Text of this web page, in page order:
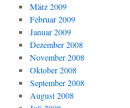
März 2009
Februar 2009
Januar 2009
Dezember 2008
November 2008
Oktober 2008
September 2008
August 2008